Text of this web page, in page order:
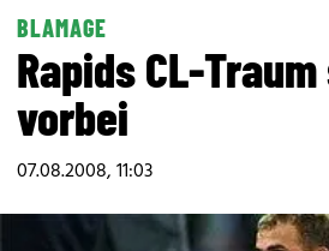
BLAMAGE
Rapids CL-
vorbei
07.08.2008, 11:03